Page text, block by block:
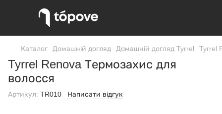
Каталог Домашній догляд Домашній догляд Tyrrel Tyrrel
Tyrrel Renova Термозахис для
волосся
Артикул: TR010 Написати відгук